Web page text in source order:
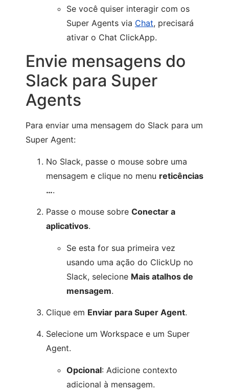
Se você quiser interagir com os
Super Agents via Chat, precisará
ativar o Chat ClickApp.
Envie mensagens do
Slack para Super
Agents
Para enviar uma mensagem do Slack para um
Super Agent:
No Slack, passe o mouse sobre uma
mensagem e clique no menu reticências
….
Passe o mouse sobre Conectar a
aplicativos.
Se esta for sua primeira vez
usando uma ação do ClickUp no
Slack, selecione Mais atalhos de
mensagem.
Clique em Enviar para Super Agent.
Selecione um Workspace e um Super
Agent.
Opcional: Adicione contexto
adicional à mensagem.